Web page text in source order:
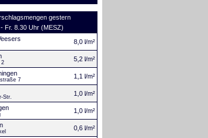
gestern
Fr. 8.30 Uhr (MESZ)
8,0 l/m²
2 5,2 l/m²
7 1,1 l/m²
Str. 1,0 l/m²
1,0 l/m²
0,6 l/m²